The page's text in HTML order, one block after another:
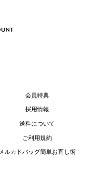
会員特典
採用情報
送料について
ご利用規約
メルカドバッグ簡単お直し術